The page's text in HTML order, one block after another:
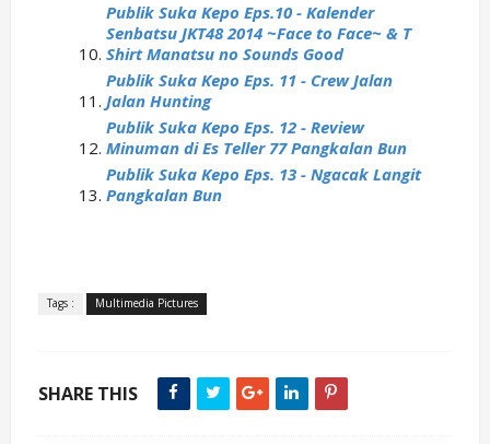
Publik Suka Kepo Eps.10 - Kalender
Senbatsu JKT48 2014 ~Face to Face~ & T
Shirt Manatsu no Sounds Good
Publik Suka Kepo Eps. 11 - Crew Jalan
Jalan Hunting
Publik Suka Kepo Eps. 12 - Review
Minuman di Es Teller 77 Pangkalan Bun
Publik Suka Kepo Eps. 13 - Ngacak Langit
Pangkalan Bun
Tags : Multimedia Pictures
SHARE THIS